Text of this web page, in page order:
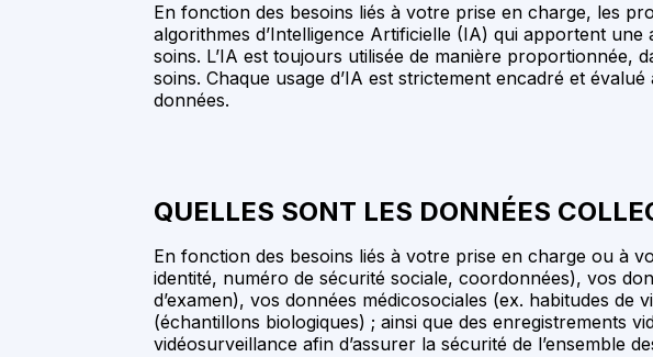
En fonction des besoins liés à votre prise en charge, les
algorithmes d’Intelligence Artificielle (IA) qui apportent une
soins. L’IA est toujours utilisée de manière
soins. Chaque usage d’IA est strictement encadré et
données.
QUELLES SONT LES DONNÉES
En fonction des besoins liés à votre prise en charge ou à
identité, numéro de sécurité sociale, coordonnées), vos
d’examen), vos données médicosociales (ex. habitudes
(échantillons biologiques) ; ainsi que des enregistrements
vidéosurveillance afin d’assurer la sécurité de l’ensemble